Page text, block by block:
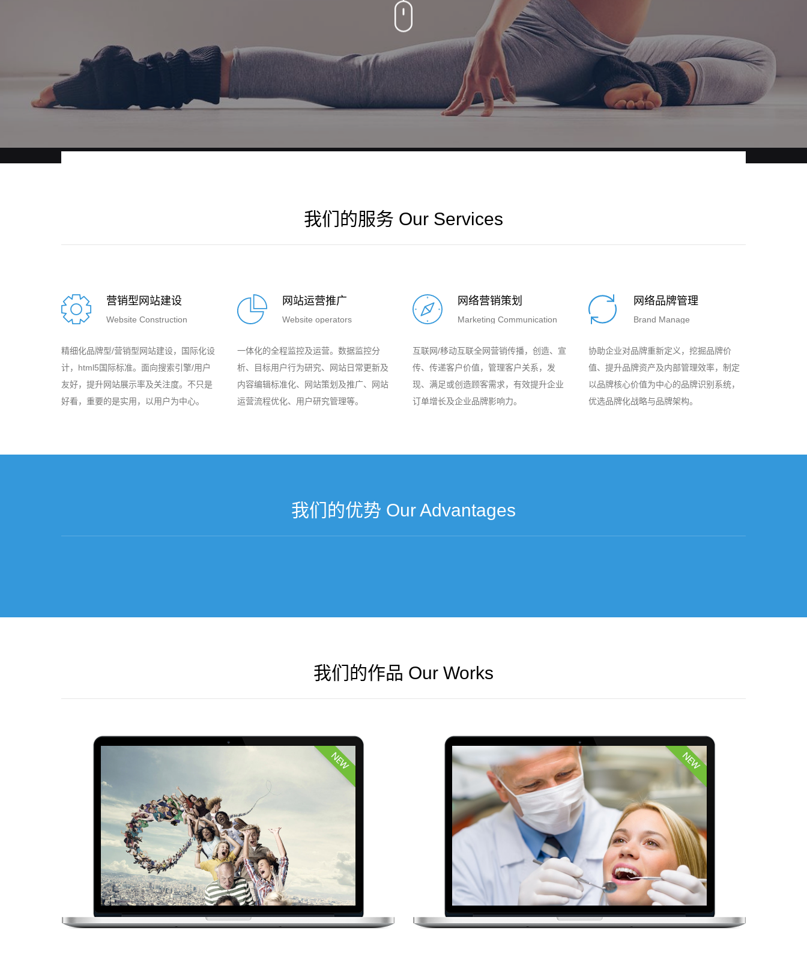
我们的服务 Our Services
营销型网站建设
Website Construction
精细化品牌型/营销型网站建设，国际化设
计，html5国际标准。面向搜索引擎/用户
友好，提升网站展示率及关注度。不只是
好看，重要的是实用，以用户为中心。
网站运营推广
Website operators
一体化的全程监控及运营。数据监控分
析、目标用户行为研究、网站日常更新及
内容编辑标准化、网站策划及推广、网站
运营流程优化、用户研究管理等。
网络营销策划
Marketing Communication
互联网/移动互联全网营销传播，创造、宣
传、传递客户价值，管理客户关系，发
现、满足或创造顾客需求，有效提升企业
订单增长及企业品牌影响力。
网络品牌管理
Brand Manage
协助企业对品牌重新定义，挖掘品牌价
值、提升品牌资产及内部管理效率，制定
以品牌核心价值为中心的品牌识别系统，
优选品牌化战略与品牌架构。
我们的优势 Our Advantages
我们的作品 Our Works